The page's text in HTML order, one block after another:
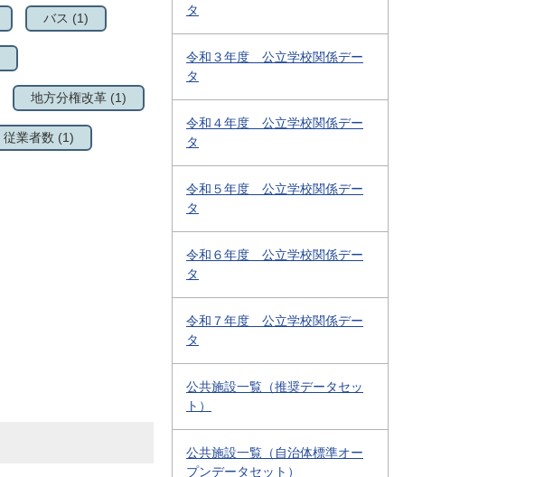
バス (1)
地方分権改革 (1)
従業者数 (1)
タ
令和３年度 公立学校関係デー
タ
令和４年度 公立学校関係デー
タ
令和５年度 公立学校関係デー
タ
令和６年度 公立学校関係デー
タ
令和７年度 公立学校関係デー
タ
公共施設一覧（推奨データセッ
ト）
公共施設一覧（自治体標準オー
プンデータセット）